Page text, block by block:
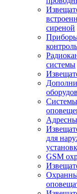
сиреной
системы
для
GSM